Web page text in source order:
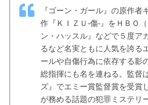
『ゴーン・ガール』の原作
作『ＫＩＺＵ-傷-』をＨＢＯ
ン・ハッスル』などで５度ア
るなど名実ともに人気を誇る
ールや自傷行為に依存する影
総指揮にも名を連ねる。監督
ズ』でエミー賞監督賞を受賞
が務める話題の犯罪ミステリー